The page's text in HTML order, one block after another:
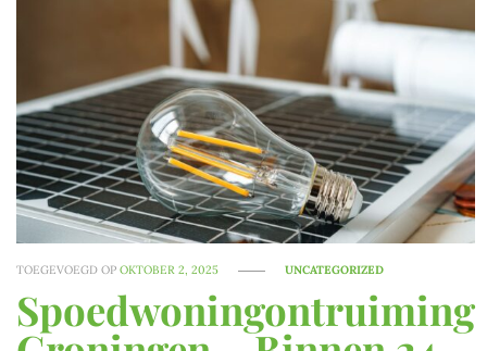
TOEGEVOEGD OPOKTOBER 2, 2025 UNCATEGORIZED
Spoedwoningontruiming